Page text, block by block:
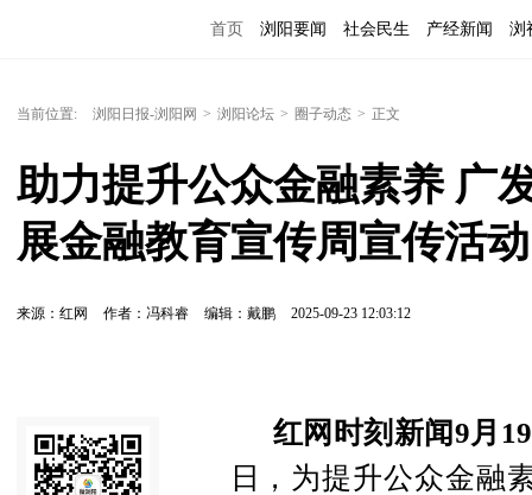
首页 浏阳要闻 社会民生 产经新闻 浏
当前位置: 浏阳日报-浏阳网 > 浏阳论坛 > 圈子动态 > 正文
助力提升公众金融素养 广
展金融教育宣传周宣传活动
来源：红网 作者：冯科睿 编辑：戴鹏 2025-09-23 12:03:12
红网时刻新闻9月
日，为提升公众金融